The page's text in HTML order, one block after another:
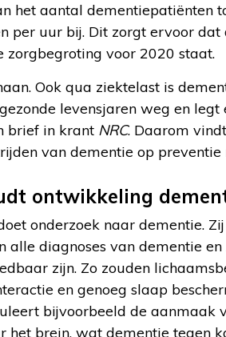
het aantal dementiepatiënten
per uur bij. Dit zorgt ervoor
zorgbegroting voor 2020 staat.
Ook qua ziektelast is
levensjaren weg en
brief in krant NRC. Daarom
van dementie op preventie
ontwikkeling
onderzoek naar dementie.
alle diagnoses van dementie
zijn. Zo zouden
en genoeg slaap
bijvoorbeeld de aanmaak
brein, wat dementie tegen